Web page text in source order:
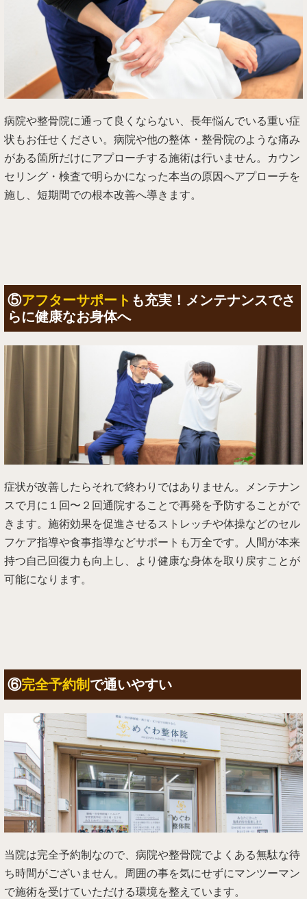
病院や整骨院に通って良くならない、長年悩んでいる重い症
状もお任せください。病院や他の整体・整骨院のような痛み
がある箇所だけにアプローチする施術は行いません。カウン
セリング・検査で明らかになった本当の原因へアプローチを
施し、短期間での根本改善へ導きます。
⑤アフターサポート も充実！メンテナンスでさ
らに健康なお身体へ
症状が改善したらそれで終わりではありません。メンテナン
スで月に１回〜２回通院することで再発を予防することがで
きます。施術効果を促進させるストレッチや体操などのセル
フケア指導や食事指導などサポートも万全です。人間が本来
持つ自己回復力も向上し、より健康な身体を取り戻すことが
可能になります。
⑥完全予約制 で通いやすい
当院は完全予約制なので、病院や整骨院でよくある無駄な待
ち時間がございません。周囲の事を気にせずにマンツーマン
で施術を受けていただける環境を整えています。